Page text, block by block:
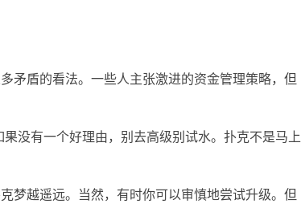
矛盾的看法。一些人主张激进的资金管理策略，但
没有一个好理由，别去高级别试水。扑克不是马上
梦越遥远。当然，有时你可以审慎地尝试升级。但